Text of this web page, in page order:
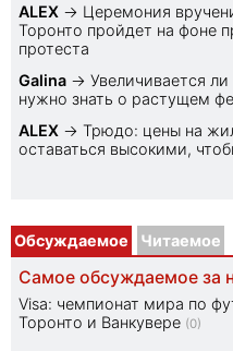
ALEX → Церемония
Торонто пройдет на фоне
протеста
Galina → Увеличивается
нужно знать о растущем
ALEX → Трюдо: цены на
оставаться высокими,
Обсуждаемое Читаемое
Самое обсуждаемое за
Visa: чемпионат мира по
Торонто и Ванкувере (0)